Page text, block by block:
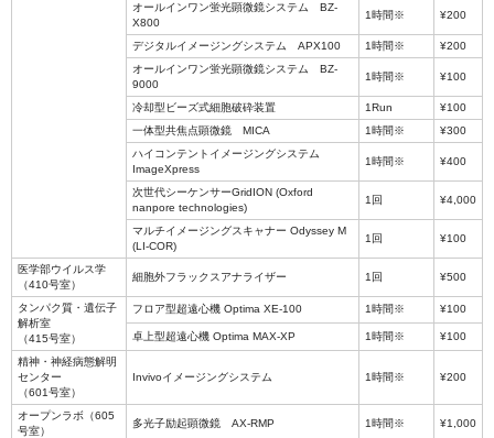
オールインワン蛍光顕微鏡システム BZ-
X800
1時間※ ¥200
デジタルイメージングシステム APX100 1時間※
¥200
オールインワン蛍光顕微鏡システム BZ-
9000
1時間※ ¥100
冷却型ビーズ式細胞破砕装置 1Run
¥100
一体型共焦点顕微鏡 MICA
1時間※
¥300
ハイコンテントイメージングシステム
ImageXpress
1時間※ ¥400
次世代シーケンサーGridION (Oxford
nanpore technologies)
1回 ¥4,000
マルチイメージングスキャナー Odyssey M
(LI-COR)
1回 ¥100
医学部ウイルス学
（410号室）
細胞外フラックスアナライザー 1回 ¥500
タンパク質・遺伝子
解析室
（415号室）
フロア型超遠心機 Optima XE-100 1時間※ ¥100
卓上型超遠心機 Optima MAX-XP 1時間※ ¥100
精神・神経病態解明
センター
（601号室）
Invivoイメージングシステム 1時間※ ¥200
オープンラボ（605
号室）
多光子励起顕微鏡 AX-RMP 1時間※ ¥1,000